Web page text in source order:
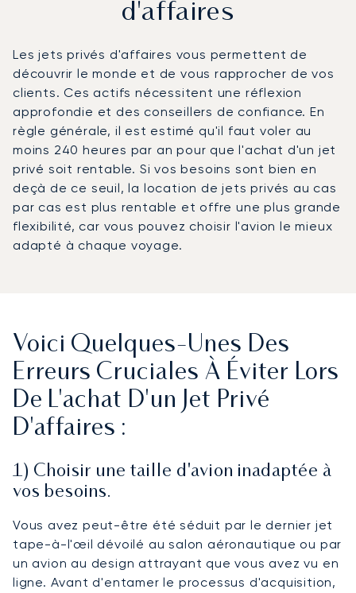
d'affaires
Les jets privés d'affaires vous permettent de
découvrir le monde et de vous rapprocher de vos
clients. Ces actifs nécessitent une réflexion
approfondie et des conseillers de confiance. En
règle générale, il est estimé qu'il faut voler au
moins 240 heures par an pour que l'achat d'un jet
privé soit rentable. Si vos besoins sont bien en
deçà de ce seuil, la location de jets privés au cas
par cas est plus rentable et offre une plus grande
flexibilité, car vous pouvez choisir l'avion le mieux
adapté à chaque voyage.
Voici Quelques-Unes Des
Erreurs Cruciales À Éviter Lors
De L'achat D'un Jet Privé
D'affaires :
1) Choisir une taille d'avion inadaptée à
vos besoins.
Vous avez peut-être été séduit par le dernier jet
tape-à-l'œil dévoilé au salon aéronautique ou par
un avion au design attrayant que vous avez vu en
ligne. Avant d'entamer le processus d'acquisition,